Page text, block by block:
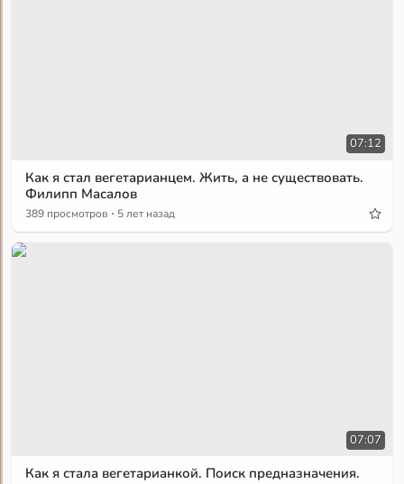
07:12
Как я стал вегетарианцем. Жить, а не существовать.
Филипп Масалов
389 просмотров · 5 лет назад
07:07
Как я стала вегетарианкой. Поиск предназначения.